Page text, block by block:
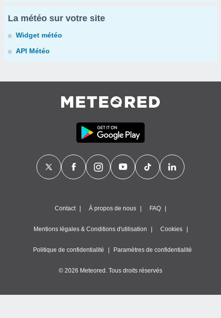
La météo sur votre site
Widget météo
API Météo
Contact À propos de nous FAQ
Mentions légales & Conditions d'utilisation Cookies
Politique de confidentialité Paramètres de confidentialité
© 2026 Meteored. Tous droits réservés